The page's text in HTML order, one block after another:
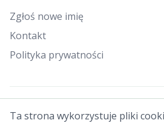
Zgłoś nowe imię
Kontakt
Polityka prywatności
© 2025 Falcon Bytes. Wszelkie
Ta strona wykorzystuje pliki